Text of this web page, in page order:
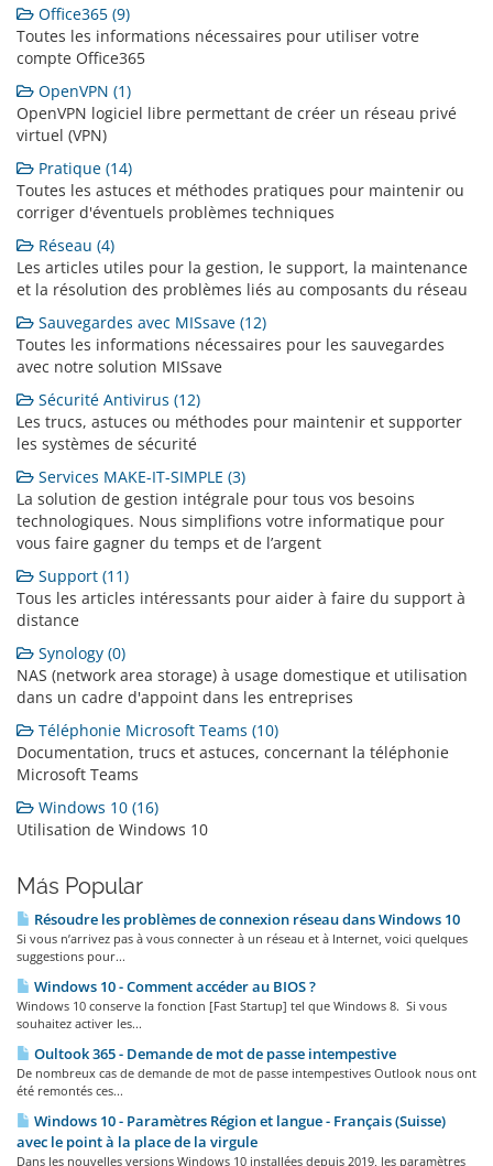
Office365 (9)
Toutes les informations nécessaires pour utiliser votre
compte Office365
OpenVPN (1)
OpenVPN logiciel libre permettant de créer un réseau privé
virtuel (VPN)
Pratique (14)
Toutes les astuces et méthodes pratiques pour maintenir ou
corriger d'éventuels problèmes techniques
Réseau (4)
Les articles utiles pour la gestion, le support, la maintenance
et la résolution des problèmes liés au composants du réseau
Sauvegardes avec MISsave (12)
Toutes les informations nécessaires pour les sauvegardes
avec notre solution MISsave
Sécurité Antivirus (12)
Les trucs, astuces ou méthodes pour maintenir et supporter
les systèmes de sécurité
Services MAKE-IT-SIMPLE (3)
La solution de gestion intégrale pour tous vos besoins
technologiques. Nous simplifions votre informatique pour
vous faire gagner du temps et de l’argent
Support (11)
Tous les articles intéressants pour aider à faire du support à
distance
Synology (0)
NAS (network area storage) à usage domestique et utilisation
dans un cadre d'appoint dans les entreprises
Téléphonie Microsoft Teams (10)
Documentation, trucs et astuces, concernant la téléphonie
Microsoft Teams
Windows 10 (16)
Utilisation de Windows 10
Más Popular
Résoudre les problèmes de connexion réseau dans Windows 10
Si vous n’arrivez pas à vous connecter à un réseau et à Internet, voici quelques
suggestions pour...
Windows 10 - Comment accéder au BIOS ?
Windows 10 conserve la fonction [Fast Startup] tel que Windows 8. Si vous
souhaitez activer les...
Oultook 365 - Demande de mot de passe intempestive
De nombreux cas de demande de mot de passe intempestives Outlook nous ont
été remontés ces...
Windows 10 - Paramètres Région et langue - Français (Suisse)
avec le point à la place de la virgule
Dans les nouvelles versions Windows 10 installées depuis 2019, les paramètres